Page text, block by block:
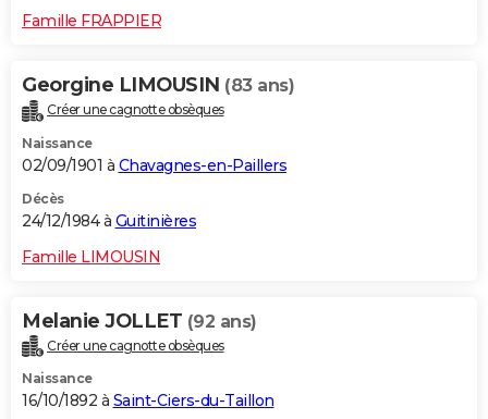
Famille FRAPPIER
Georgine LIMOUSIN (83 ans)
Créer une cagnotte obsèques
Naissance
02/09/1901 à Chavagnes-en-Paillers
Décès
24/12/1984 à Guitinières
Famille LIMOUSIN
Melanie JOLLET (92 ans)
Créer une cagnotte obsèques
Naissance
16/10/1892 à Saint-Ciers-du-Taillon